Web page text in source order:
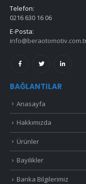
Telefon:
0216 630 16 06
E-Posta:
BAĞLANTILAR
Anasayfa
Hakkımızda
Ürünler
Bayilikler
Banka Bilgilerimiz